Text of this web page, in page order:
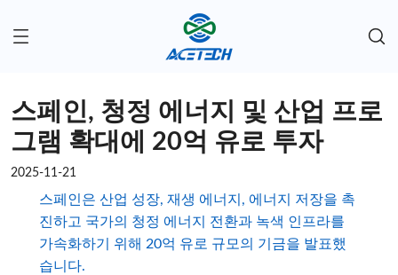
스페인, 청정 에너지 및 산업 프로
그램 확대에 20억 유로 투자
2025-11-21
스페인은 산업 성장, 재생 에너지, 에너지 저장을 촉
진하고 국가의 청정 에너지 전환과 녹색 인프라를
가속화하기 위해 20억 유로 규모의 기금을 발표했
습니다.